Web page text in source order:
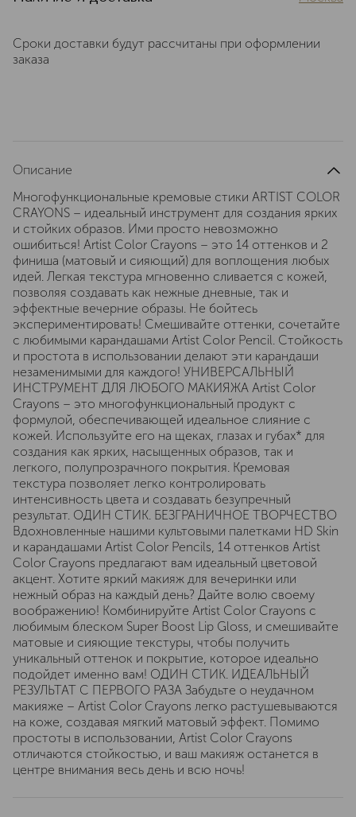
Сроки доставки будут рассчитаны при оформлении
заказа
Описание
Многофункциональные кремовые стики ARTIST COLOR
CRAYONS – идеальный инструмент для создания ярких
и стойких образов. Ими просто невозможно
ошибиться! Artist Color Crayons – это 14 оттенков и 2
финиша (матовый и сияющий) для воплощения любых
идей. Легкая текстура мгновенно сливается с кожей,
позволяя создавать как нежные дневные, так и
эффектные вечерние образы. Не бойтесь
экспериментировать! Смешивайте оттенки, сочетайте
с любимыми карандашами Artist Color Pencil. Стойкость
и простота в использовании делают эти карандаши
незаменимыми для каждого! УНИВЕРСАЛЬНЫЙ
ИНСТРУМЕНТ ДЛЯ ЛЮБОГО МАКИЯЖА Artist Color
Crayons – это многофункциональный продукт с
формулой, обеспечивающей идеальное слияние с
кожей. Используйте его на щеках, глазах и губах* для
создания как ярких, насыщенных образов, так и
легкого, полупрозрачного покрытия. Кремовая
текстура позволяет легко контролировать
интенсивность цвета и создавать безупречный
результат. ОДИН СТИК. БЕЗГРАНИЧНОЕ ТВОРЧЕСТВО
Вдохновленные нашими культовыми палетками HD Skin
и карандашами Artist Color Pencils, 14 оттенков Artist
Color Crayons предлагают вам идеальный цветовой
акцент. Хотите яркий макияж для вечеринки или
нежный образ на каждый день? Дайте волю своему
воображению! Комбинируйте Artist Color Crayons с
любимым блеском Super Boost Lip Gloss, и смешивайте
матовые и сияющие текстуры, чтобы получить
уникальный оттенок и покрытие, которое идеально
подойдет именно вам! ОДИН СТИК. ИДЕАЛЬНЫЙ
РЕЗУЛЬТАТ С ПЕРВОГО РАЗА Забудьте о неудачном
макияже – Artist Color Crayons легко растушевываются
на коже, создавая мягкий матовый эффект. Помимо
простоты в использовании, Artist Color Crayons
отличаются стойкостью, и ваш макияж останется в
центре внимания весь день и всю ночь!